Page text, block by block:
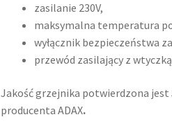
zasilanie 230V,
maksymalna temperatura
wyłącznik bezpieczeństwa
przewód zasilający z
Jakość grzejnika potwierdzona jest
producenta ADAX.